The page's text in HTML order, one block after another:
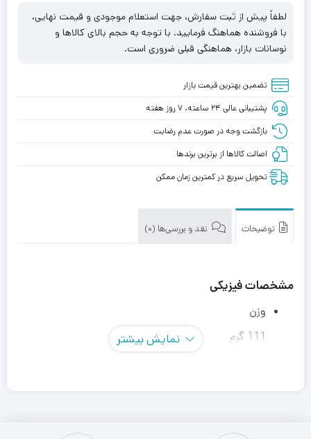
لطفاً پیش از ثبت سفارش، جهت استعلام موجودی و قیمت نهایی،
با فروشنده هماهنگ فرمایید. با توجه به حجم بالای کالاها و
نوسانات بازار، هماهنگی قبلی ضروری است.
تضمین بهترین قیمت بازار
پشتیبانی عالی ۲۴ ساعته، ۷ روز هفته
بازگشت وجه در صورت عدم رضایت
اصالت کالاها از برترین برندها
تحویل سریع در کمترین زمان ممکن
توضیحات نقد و بررسی‌ها (0)
مشخصات فیزیکی
وزن
111 گرم
نمایش بیشتر